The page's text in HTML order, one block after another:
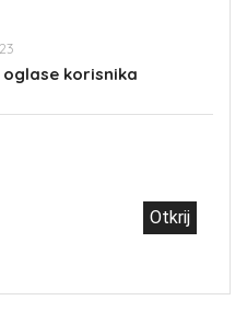
korisnika
Otkrij